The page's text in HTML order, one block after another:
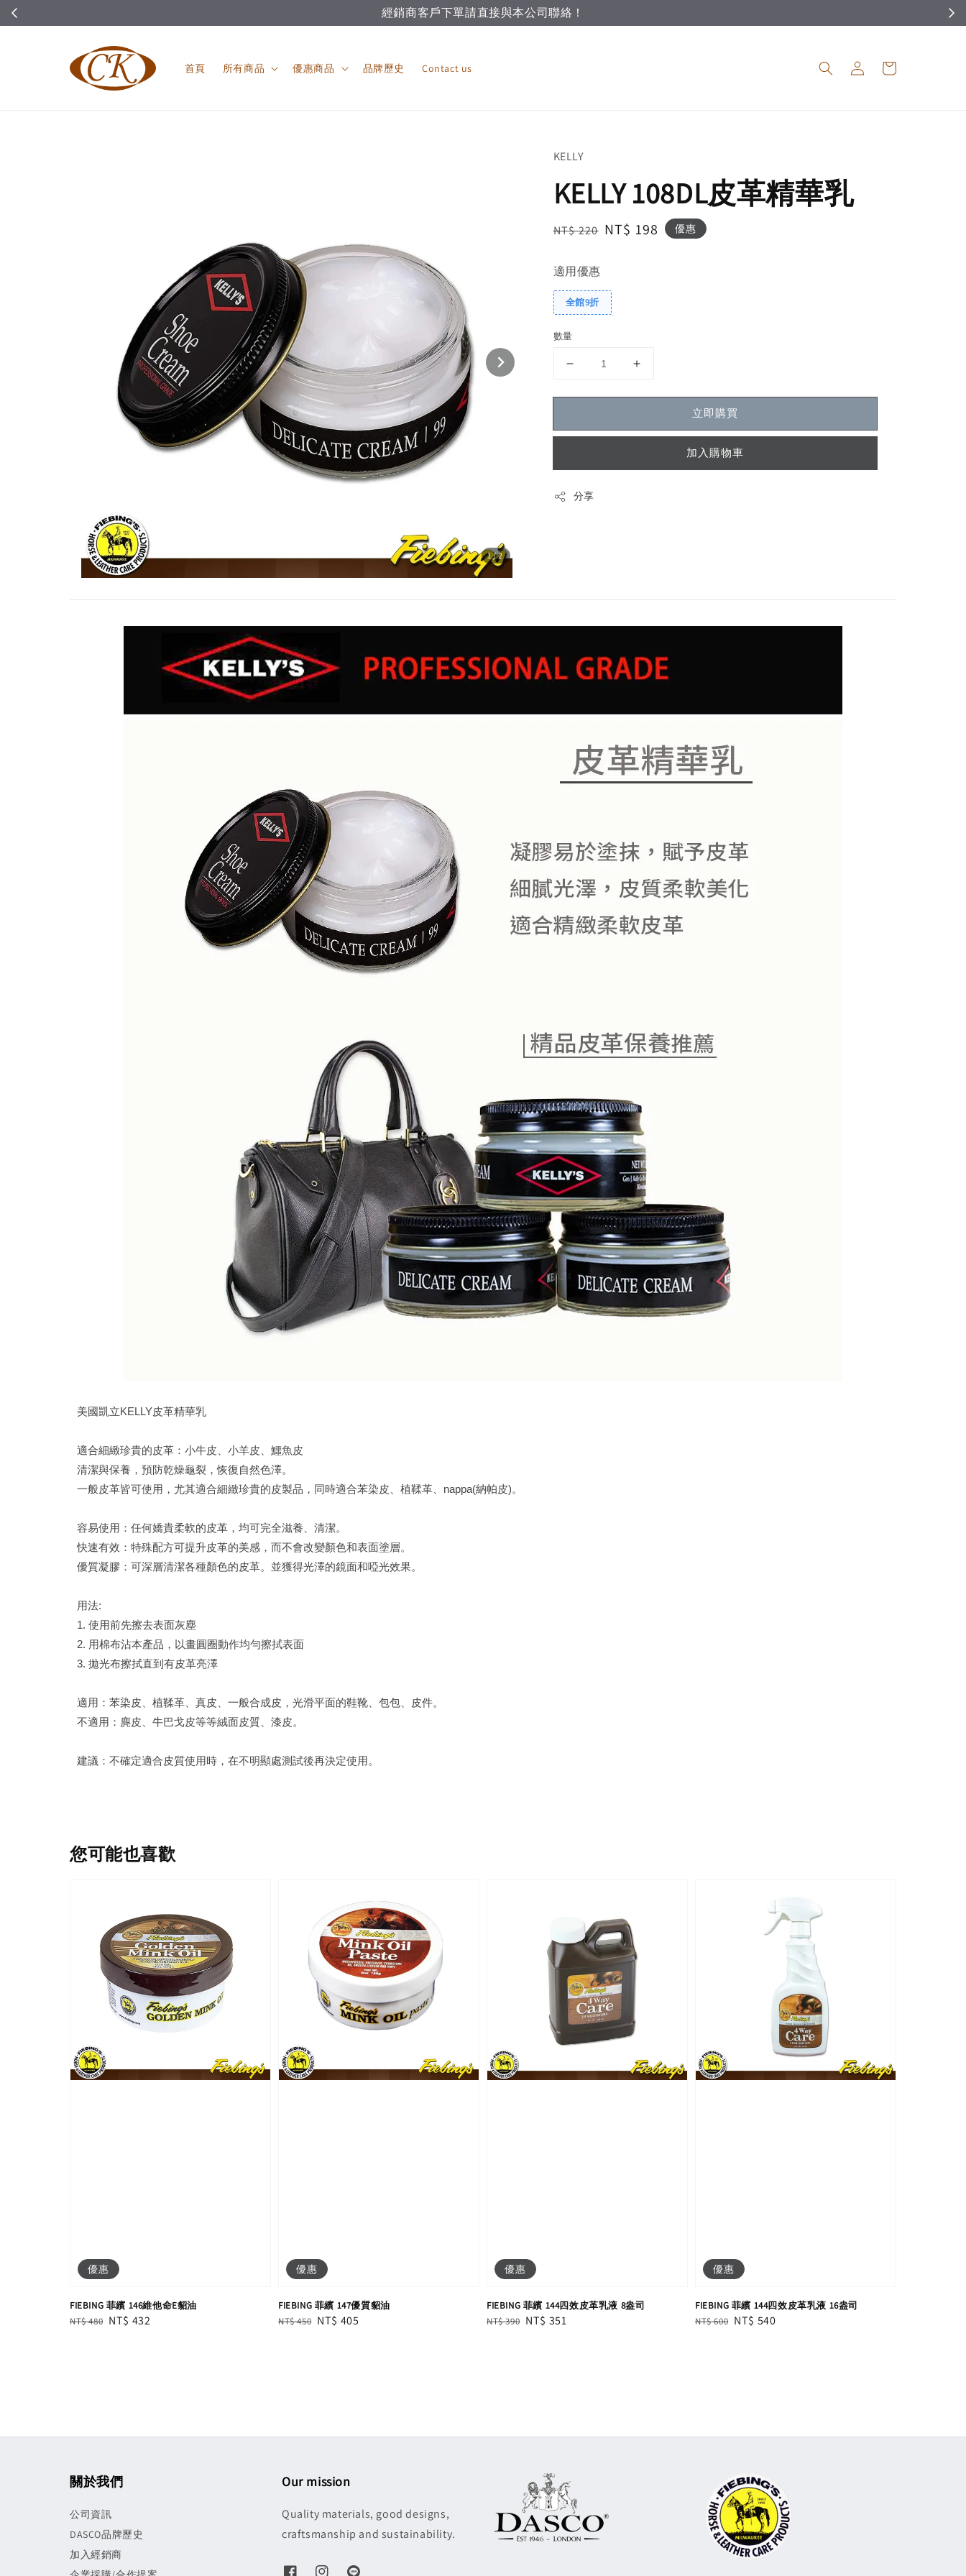
經銷商客戶下單請直接與本公司聯絡！
首頁 所有商品 優惠商品 品牌歷史 Contact us
1/2
KELLY
KELLY 108DL皮革精華乳
Regular
NT$ 220 Sale
NT$ 198 優惠
適用優惠
全館9折
數量
立即購買
加入購物車
分享
美國凱立KELLY皮革精華乳
適合細緻珍貴的皮革：小牛皮、小羊皮、鱷魚皮
清潔與保養，預防乾燥龜裂，恢復自然色澤。
一般皮革皆可使用，尤其適合細緻珍貴的皮製品，同時適合苯染皮、植鞣革、nappa(納帕皮)。
容易使用：任何嬌貴柔軟的皮革，均可完全滋養、清潔。
快速有效：特殊配方可提升皮革的美感，而不會改變顏色和表面塗層。
優質凝膠：可深層清潔各種顏色的皮革。並獲得光澤的鏡面和啞光效果。
用法:
1. 使用前先擦去表面灰塵
2. 用棉布沾本產品，以畫圓圈動作均勻擦拭表面
3. 拋光布擦拭直到有皮革亮澤
適用：苯染皮、植鞣革、真皮、一般合成皮，光滑平面的鞋靴、包包、皮件。
不適用：麂皮、牛巴戈皮等等絨面皮質、漆皮。
建議：不確定適合皮質使用時，在不明顯處測試後再決定使用。
您可能也喜歡
優惠
FIEBING 菲繽 146維他命E貂油
Regular
NT$ 480 Sale
NT$ 432
優惠
FIEBING 菲繽 147優質貂油
Regular
NT$ 450 Sale
NT$ 405
優惠
FIEBING 菲繽 144四效皮革乳液 8盎司
Regular
NT$ 390 Sale
NT$ 351
優惠
FIEBING 菲繽 144四效皮革乳液 16盎司
Regular
NT$ 600 Sale
NT$ 540
關於我們
公司資訊
DASCO品牌歷史
加入經銷商
Our mission
Quality materials, good designs,
craftsmanship and sustainability.